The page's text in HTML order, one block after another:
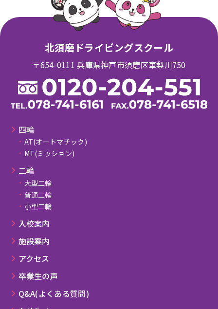
北須磨ドライビングスクール
〒654-0111 兵庫県神戸市須磨区車梨川750
四輪
AT(オートマチック)
MT(ミッション)
⼆輪
大型二輪
普通二輪
小型二輪
⼊校案内
施設案内
アクセス
卒業⽣の声
Q&A(よくある質問)